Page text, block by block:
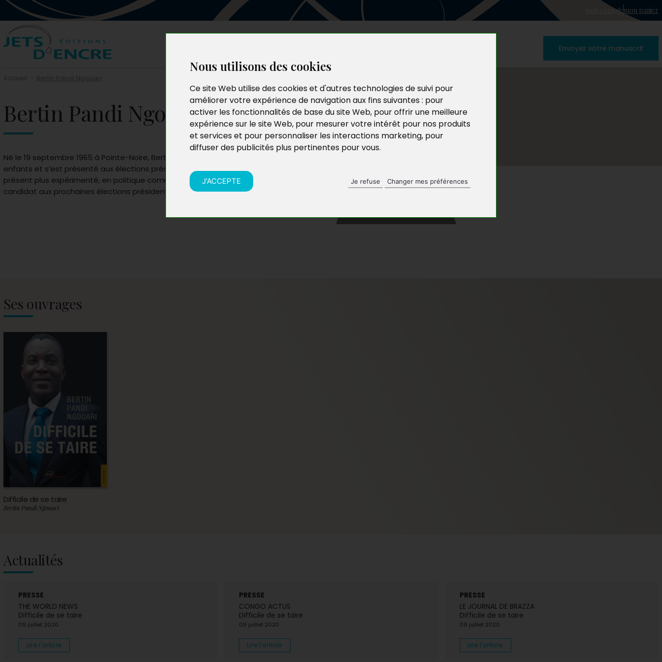
Nous utilisons des cookies
Ce site Web utilise des cookies et d'autres technologies de suivi pour
améliorer votre expérience de navigation aux fins suivantes : pour
activer les fonctionnalités de base du site Web, pour offrir une meilleure
expérience sur le site Web, pour mesurer votre intérêt pour nos produits
et services et pour personnaliser les interactions marketing, pour
diffuser des publicités plus pertinentes pour vous.
J'ACCEPTE Je refuse Changer mes préférences
mon comptemon panier
Envoyez votre manuscrit
Bertin Pandi Ngouari
Né le 19 septembre 1965 à Pointe-Noire, Bertin Pandi Ngouari est père de trois
enfants et s’est présenté aux élections présidentielles de 2009 au Congo. À
présent plus expérimenté, en politique comme dans la vie, il sera de nouveau
candidat aux prochaines élections présidentielles de 2021.
Ses ouvrages
Difficile de se taire
Bertin Pandi Ngouari
Actualités
PRESSE
THE WORLD NEWS
Difficile de se taire
09 juillet 2020
Lire l'article
PRESSE
CONGO ACTUS
Difficile de se taire
09 juillet 2020
Lire l'article
PRESSE
LE JOURNAL DE BRAZZA
Difficile de se taire
09 juillet 2020
Lire l'article